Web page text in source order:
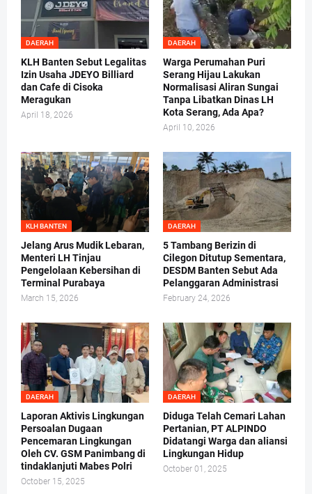
DAERAH
KLH Banten Sebut Legalitas
Izin Usaha JDEYO Billiard
dan Cafe di Cisoka
Meragukan
April 18, 2026
DAERAH
Warga Perumahan Puri
Serang Hijau Lakukan
Normalisasi Aliran Sungai
Tanpa Libatkan Dinas LH
Kota Serang, Ada Apa?
April 10, 2026
KLH BANTEN
Jelang Arus Mudik Lebaran,
Menteri LH Tinjau
Pengelolaan Kebersihan di
Terminal Purabaya
March 15, 2026
DAERAH
5 Tambang Berizin di
Cilegon Ditutup Sementara,
DESDM Banten Sebut Ada
Pelanggaran Administrasi
February 24, 2026
DAERAH
Laporan Aktivis Lingkungan
Persoalan Dugaan
Pencemaran Lingkungan
Oleh CV. GSM Panimbang di
tindaklanjuti Mabes Polri
October 15, 2025
DAERAH
Diduga Telah Cemari Lahan
Pertanian, PT ALPINDO
Didatangi Warga dan aliansi
Lingkungan Hidup
October 01, 2025